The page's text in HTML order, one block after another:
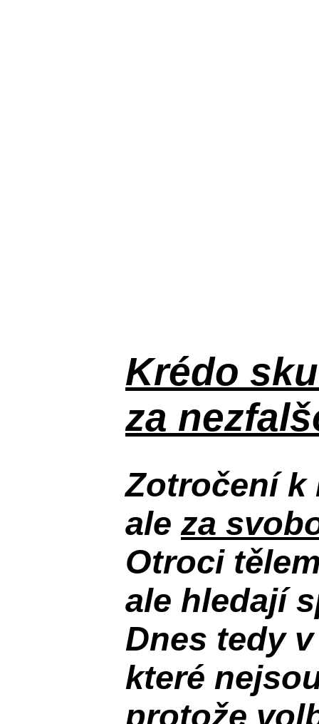
Krédo
za
Zotročení k
ale za
Otroci
ale hledají
Dnes tedy
které
protože